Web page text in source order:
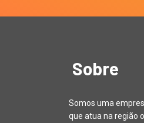
Sobre
Somos uma
que atua na região